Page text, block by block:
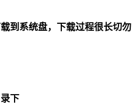
到系统盘，下载过程很长切勿
下